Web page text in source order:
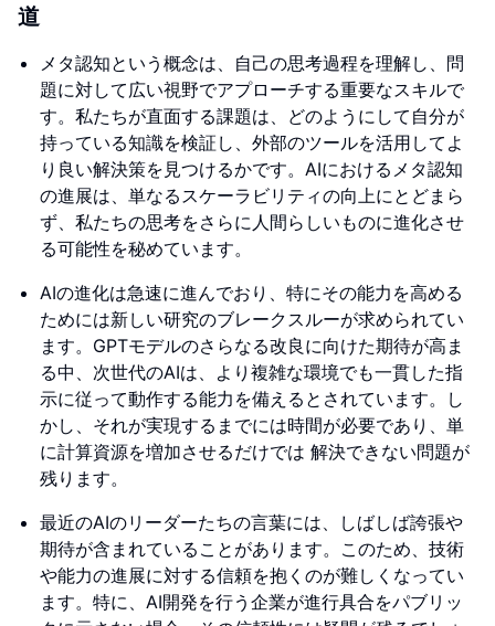
道
メタ認知という概念は、自己の思考過程を理解し、問
題に対して広い視野でアプローチする重要なスキルで
す。私たちが直面する課題は、どのようにして自分が
持っている知識を検証し、外部のツールを活用してよ
り良い解決策を見つけるかです。AIにおけるメタ認知
の進展は、単なるスケーラビリティの向上にとどまら
ず、私たちの思考をさらに人間らしいものに進化させ
る可能性を秘めています。
AIの進化は急速に進んでおり、特にその能力を高める
ためには新しい研究のブレークスルーが求められてい
ます。GPTモデルのさらなる改良に向けた期待が高ま
る中、次世代のAIは、より複雑な環境でも一貫した指
示に従って動作する能力を備えるとされています。し
かし、それが実現するまでには時間が必要であり、単
に計算資源を増加させるだけでは 解決できない問題が
残ります。
最近のAIのリーダーたちの言葉には、しばしば誇張や
期待が含まれていることがあります。このため、技術
や能力の進展に対する信頼を抱くのが難しくなってい
ます。特に、AI開発を行う企業が進行具合をパブリッ